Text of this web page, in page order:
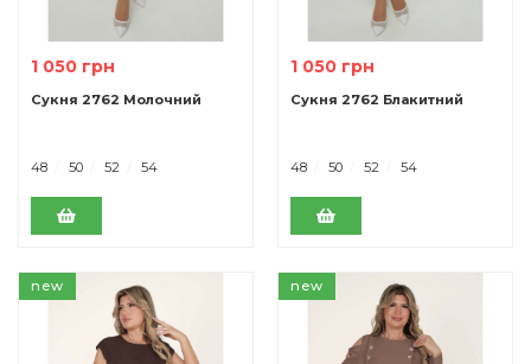
1 050 грн
Cукня 2762 Молочний
48 50 52 54
1 050 грн
Cукня 2762 Блакитний
48 50 52 54
new new